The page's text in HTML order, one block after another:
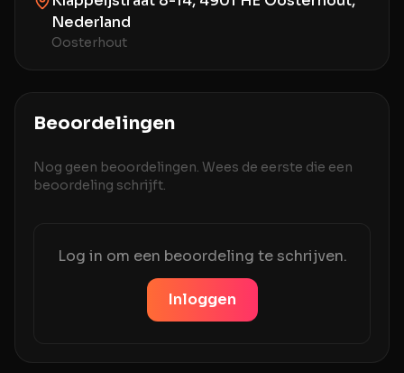
Nederland
Oosterhout
Beoordelingen
Nog geen beoordelingen. Wees de eerste die een
beoordeling schrijft.
Log in om een beoordeling te schrijven.
Inloggen